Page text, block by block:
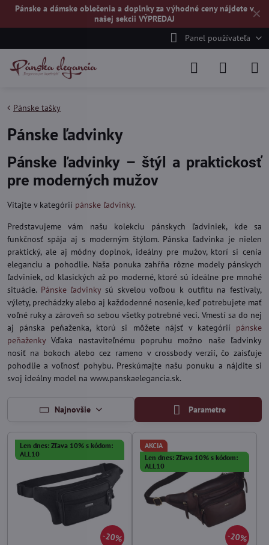
✕
Pánske a dámske oblečenia a doplnky za výhodné ceny nájdete v
našej sekcii VÝPREDAJ
Panel používateľa
Pánske tašky
Pánske ľadvinky
Pánske ľadvinky – štýl a praktickosť
pre moderných mužov
Vitajte v kategórií pánske ľadvinky.
Predstavujeme vám našu kolekciu pánskych ľadviniek, kde sa
funkčnosť spája aj s moderným štýlom. Pánska ľadvinka je nielen
praktický, ale aj módny doplnok, ideálny pre mužov, ktorí si cenia
eleganciu a pohodlie. Naša ponuka zahŕňa rôzne modely pánskych
ľadviniek, od klasických až po moderné, ktoré sú ideálne pre mnohé
situácie. Pánske ľadvinkysú skvelou voľbou k outfitu na festivaly,
výlety, prechádzky alebo aj každodenné nosenie, keď potrebujete mať
voľné ruky a zároveň so sebou všetky potrebné veci. Vmestí sa do nej
aj pánska peňaženka, ktorú si môžete nájsť v kategórií pánske
peňaženkyVďaka nastaviteľnému popruhu možno naše ľadvinky
nosiť na bokoch alebo cez rameno v crossbody verzií, čo zaisťuje
pohodlie a voľnosť pohybu. Preskúmajte našu ponuku a nájdite si
svoj ideálny model na www.panskaelegancia.sk.
Najnovšie Parametre
20%
Len dnes: Zľava 10% s kódom:
ALL10
20%
AKCIA
Len dnes: Zľava 10% s kódom:
ALL10